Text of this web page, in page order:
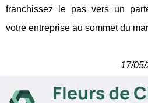
franchissez le pas vers un
votre entreprise au sommet du
17/